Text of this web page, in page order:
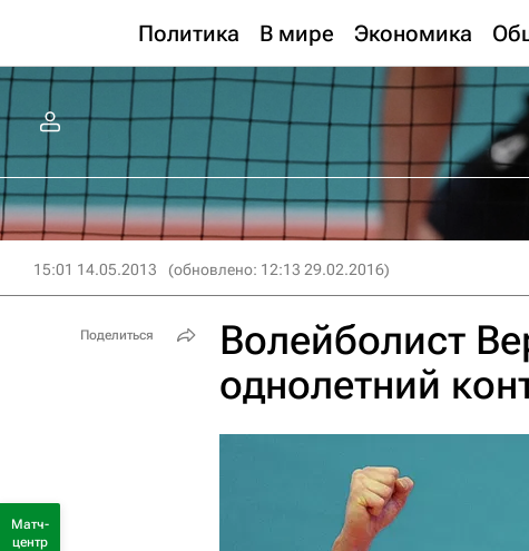
Политика В мире Экономика
15:01 14.05.2013 (обновлено: 12:13 29.02.2016)
Волейболист
однолетний
Поделиться
Матч-
центр